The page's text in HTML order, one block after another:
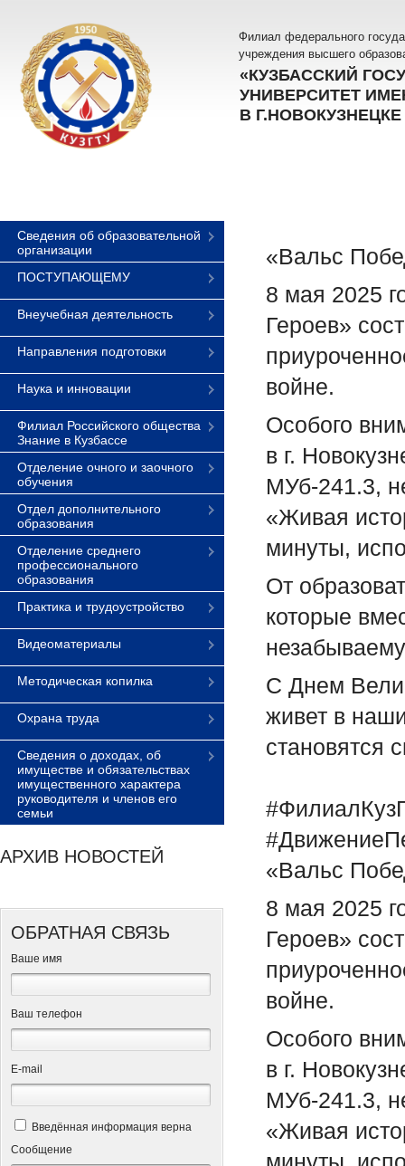
Филиал федерального
учреждения высшего
«КУЗБАССКИЙ
УНИВЕРСИТЕТ
В Г.НОВОКУЗНЕЦКЕ
Сведения об образовательной
организации
ПОСТУПАЮЩЕМУ
Внеучебная деятельность
Направления подготовки
Наука и инновации
Филиал Российского общества
Знание в Кузбассе
Отделение очного и заочного
обучения
Отдел дополнительного
образования
Отделение среднего
профессионального
образования
Практика и трудоустройство
Видеоматериалы
Методическая копилка
Охрана труда
Сведения о доходах, об
имуществе и обязательствах
имущественного характера
руководителя и членов его
семьи
АРХИВ НОВОСТЕЙ
ОБРАТНАЯ СВЯЗЬ
Ваше имя
Ваш телефон
Е-mail
Введённая информация верна
Сообщение
«Вальс
8 мая 2025
Героев»
войне.
Особого
в г.
МУб-241.3,
«Живая
минуты,
От
которые
С Днем
живет в
становятся
«Вальс
8 мая 2025
Героев»
войне.
Особого
в г.
МУб-241.3,
«Живая